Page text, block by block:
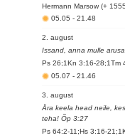
Hermann Marsow (+
05.05-21.48
2. august
Issand, anna mulle
Ps 26;1Kn 3:16-28;1Tm
05.07-21.46
3. august
Ära keela head neile,
teha! Õp 3:27
Ps 64:2-11;Hs 3:16-